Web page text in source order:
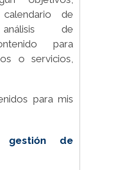
de
análisis de
para
o servicios,
para mis
gestión de